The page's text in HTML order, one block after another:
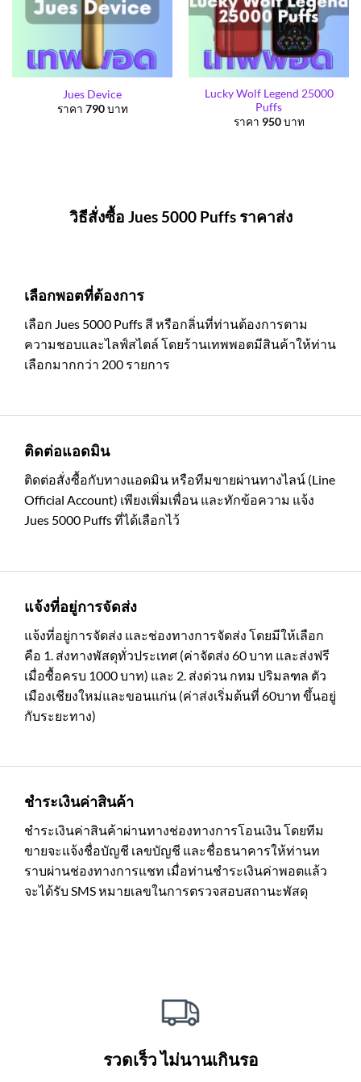
Jues Device
ราคา 790บาท
Lucky Wolf Legend 25000
Puffs
ราคา 950บาท
วิธีสั่งซื้อ Jues 5000 Puffs ราคาส่ง
เลือกพอตที่ต้องการ
เลือก Jues 5000 Puffs สี หรือกลิ่นที่ท่านต้องการตาม
ความชอบและไลฟ์สไตล์ โดยร้านเทพพอตมีสินค้าให้ท่าน
เลือกมากกว่า 200 รายการ
ติดต่อแอดมิน
ติดต่อสั่งซื้อกับทางแอดมิน หรือทีมขายผ่านทางไลน์ (Line
Official Account) เพียงเพิ่มเพื่อน และทักข้อความ แจ้ง
Jues 5000 Puffs ที่ได้เลือกไว้
แจ้งที่อยู่การจัดส่ง
แจ้งที่อยู่การจัดส่ง และช่องทางการจัดส่ง โดยมีให้เลือก
คือ 1. ส่งทางพัสดุทั่วประเทศ (ค่าจัดส่ง 60 บาท และส่งฟรี
เมื่อซื้อครบ 1000 บาท) และ 2. ส่งด่วน กทม ปริมลฑล ตัว
เมืองเชียงใหม่และขอนแก่น (ค่าส่งเริ่มต้นที่ 60บาท ขึ้นอยู่
กับระยะทาง)
ชำระเงินค่าสินค้า
ชำระเงินค่าสินค้าผ่านทางช่องทางการโอนเงิน โดยทีม
ขายจะแจ้งชื่อบัญชี เลขบัญชี และชื่อธนาคารให้ท่านท
ราบผ่านช่องทางการแชท เมื่อท่านชำระเงินค่าพอตแล้ว
จะได้รับ SMS หมายเลขในการตรวจสอบสถานะพัสดุ
รวดเร็ว ไม่นานเกินรอ